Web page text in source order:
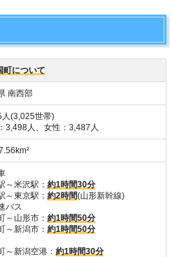
町について
南西部
人(3,025世帯)
3,498人、女性：3,487人
～米沢駅： 約1時間30分
～東京駅： 約2時間(山形新幹線)
バス
～山形市： 約1時間50分
～新潟市： 約1時間50分
～新潟空港： 約1時間30分